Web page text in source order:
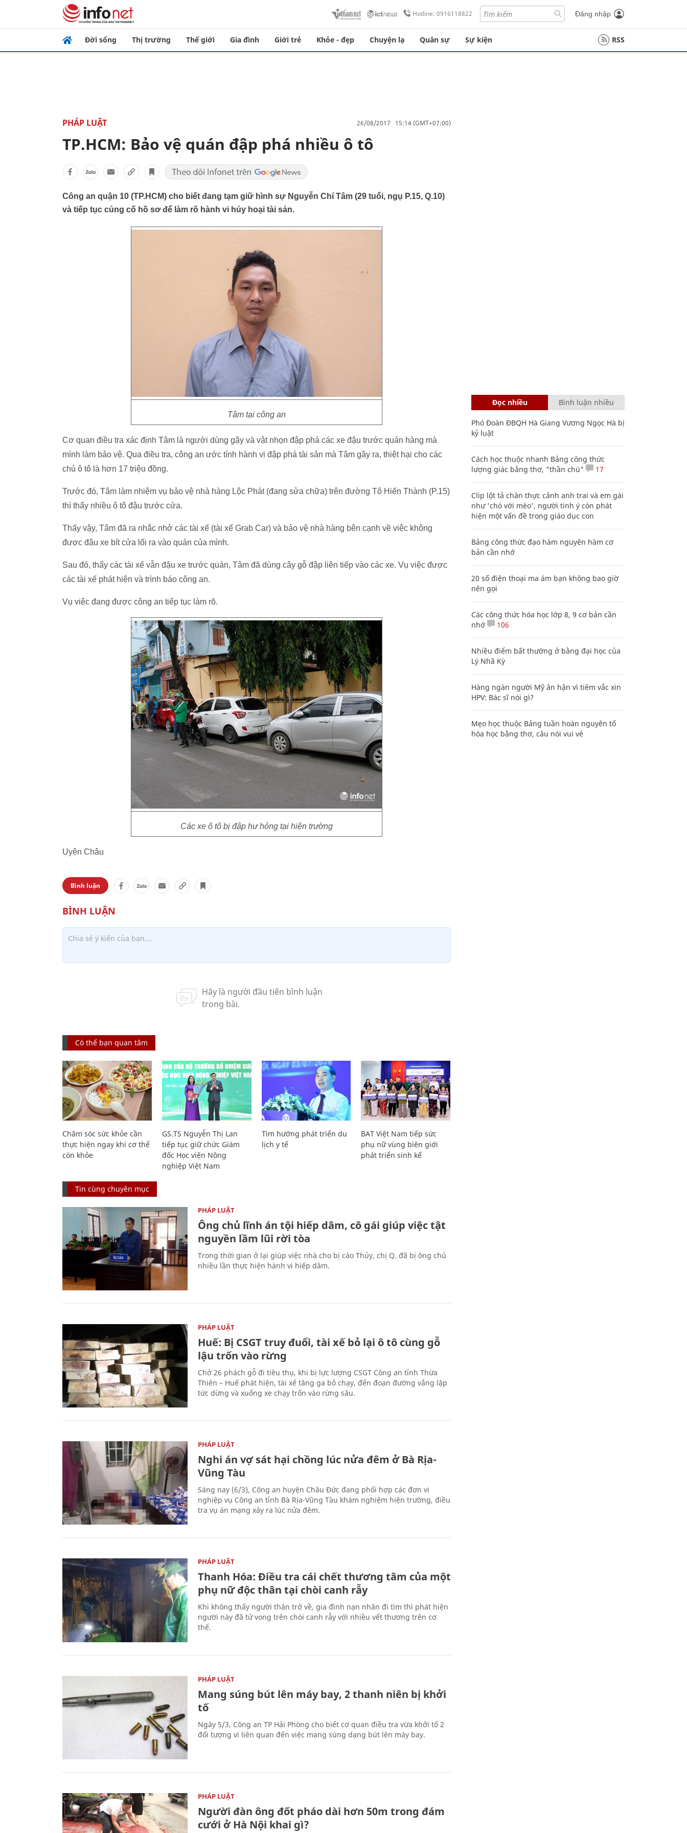
Hotline: 0916118822 Đăng nhập
Đời sống Thị trường Thế giới Gia đình Giới trẻ Khỏe - đẹp Chuyện lạ Quân sự Sự kiện RSS
PHÁP LUẬT 26/08/2017 15:14 (GMT+07:00)
TP.HCM: Bảo vệ quán đập phá nhiều ô tô
Công an quận 10 (TP.HCM) cho biết đang tạm giữ hình sự Nguyễn Chí Tâm (29 tuổi, ngụ P.15, Q.10)
và tiếp tục củng cố hồ sơ để làm rõ hành vi hủy hoại tài sản.
Tâm tại công an
Cơ quan điều tra xác định Tâm là người dùng gậy và vật nhọn đập phá các xe đậu trước quán hàng mà
mình làm bảo vệ. Qua điều tra, công an ước tính hành vi đập phá tài sản mà Tâm gây ra, thiệt hại cho các
chủ ô tô là hơn 17 triệu đồng.
Trước đó, Tâm làm nhiệm vụ bảo vệ nhà hàng Lộc Phát (đang sửa chữa) trên đường Tô Hiến Thành (P.15)
thì thấy nhiều ô tô đậu trước cửa.
Thấy vậy, Tâm đã ra nhắc nhở các tài xế (tài xế Grab Car) và bảo vệ nhà hàng bên cạnh về việc không
được đậu xe bít cửa lối ra vào quán của mình.
Sau đó, thấy các tài xế vẫn đậu xe trước quán, Tâm đã dùng cây gỗ đập liên tiếp vào các xe. Vụ việc được
các tài xế phát hiện và trình báo công an.
Vụ việc đang được công an tiếp tục làm rõ.
Các xe ô tô bị đập hư hỏng tại hiện trường
Uyên Châu
Bình luận
Có thể bạn quan tâm
Chăm sóc sức khỏe cần
thực hiện ngay khi cơ thể
còn khỏe
GS.TS Nguyễn Thị Lan
tiếp tục giữ chức Giám
đốc Học viện Nông
nghiệp Việt Nam
Tìm hướng phát triển du
lịch y tế
BAT Việt Nam tiếp sức
phụ nữ vùng biên giới
phát triển sinh kế
Tin cùng chuyên mục
PHÁP LUẬT
Ông chủ lĩnh án tội hiếp dâm, cô gái giúp việc tật
nguyền lầm lũi rời tòa
Trong thời gian ở lại giúp việc nhà cho bị cáo Thủy, chị Q. đã bị ông chủ
nhiều lần thực hiện hành vi hiếp dâm.
PHÁP LUẬT
Huế: Bị CSGT truy đuổi, tài xế bỏ lại ô tô cùng gỗ
lậu trốn vào rừng
Chở 26 phách gỗ đi tiêu thụ, khi bị lực lượng CSGT Công an tỉnh Thừa
Thiên – Huế phát hiện, tài xế tăng ga bỏ chạy, đến đoạn đường vắng lập
tức dừng và xuống xe chạy trốn vào rừng sâu.
PHÁP LUẬT
Nghi án vợ sát hại chồng lúc nửa đêm ở Bà Rịa-
Vũng Tàu
Sáng nay (6/3), Công an huyện Châu Đức đang phối hợp các đơn vị
nghiệp vụ Công an tỉnh Bà Rịa-Vũng Tàu khám nghiệm hiện trường, điều
tra vụ án mạng xảy ra lúc nửa đêm.
PHÁP LUẬT
Thanh Hóa: Điều tra cái chết thương tâm của một
phụ nữ độc thân tại chòi canh rẫy
Khi không thấy người thân trở về, gia đình nạn nhân đi tìm thì phát hiện
người này đã tử vong trên chòi canh rẫy với nhiều vết thương trên cơ
thể.
PHÁP LUẬT
Mang súng bút lên máy bay, 2 thanh niên bị khởi
tố
Ngày 5/3, Công an TP Hải Phòng cho biết cơ quan điều tra vừa khởi tố 2
đối tượng vì liên quan đến việc mang súng dạng bút lên máy bay.
PHÁP LUẬT
Người đàn ông đốt pháo dài hơn 50m trong đám
cưới ở Hà Nội khai gì?
Đọc nhiều Bình luận nhiều
Phó Đoàn ĐBQH Hà Giang Vương Ngọc Hà bị
kỷ luật
Cách học thuộc nhanh Bảng công thức
lượng giác bằng thơ, "thần chú"
17
Clip lột tả chân thực cảnh anh trai và em gái
như 'chó với mèo', người tinh ý còn phát
hiện một vấn đề trong giáo dục con
Bảng công thức đạo hàm nguyên hàm cơ
bản cần nhớ
20 số điện thoại ma ám bạn không bao giờ
nên gọi
Các công thức hóa học lớp 8, 9 cơ bản cần
nhớ
106
Nhiều điểm bất thường ở bằng đại học của
Lý Nhã Kỳ
Hàng ngàn người Mỹ ân hận vì tiêm vắc xin
HPV: Bác sĩ nói gì?
Mẹo học thuộc Bảng tuần hoàn nguyên tố
hóa học bằng thơ, câu nói vui vẻ